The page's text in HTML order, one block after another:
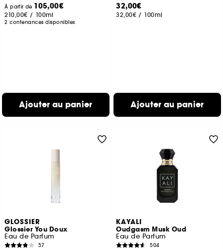
À partir de 105,00€
210,00€ / 100ml
2 contenances disponibles
Ajouter au panier
32,00€
32,00€ / 100ml
Ajouter au panier
GLOSSIER
Glossier You Doux
Eau de Parfum
57
KAYALI
Oudgasm Musk Oud
Eau de Parfum
504